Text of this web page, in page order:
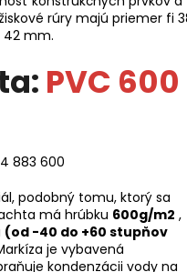
rúry majú priemer fi
42 mm.
PVC 600
podobný tomu, ktorý sa
má hrúbku 600g/m2 ,
(od -40 do +60 stupňov
je vybavená
kondenzácii vody na